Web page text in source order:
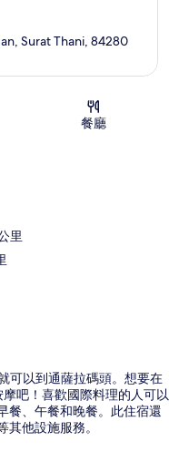
Surat Thani, 84280
餐廳
里
可以到通薩拉碼頭。想要在
吧！喜歡國際料理的人可以
餐、午餐和晚餐。此住宿還
他設施服務。